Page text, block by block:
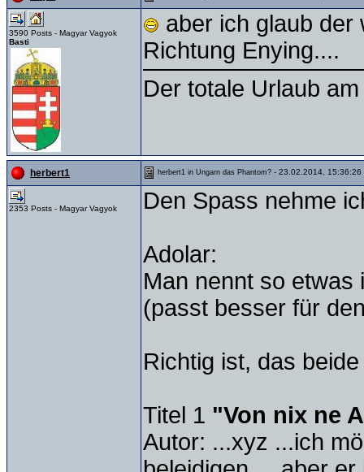
3590 Posts - Magyar Vagyok
Basti
aber ich glaub der
Richtung Enying....
Der totale Urlaub
herbert1 herbert1 in Ungarn das Phantom? - 23.02.2014, 15:36:26
2353 Posts - Magyar Vagyok Den Spass nehme
Adolar:
Man nennt so
(passt besser für
Richtig ist, das
Titel 1 "Von nix ne
Autor: ...xyz ...ich